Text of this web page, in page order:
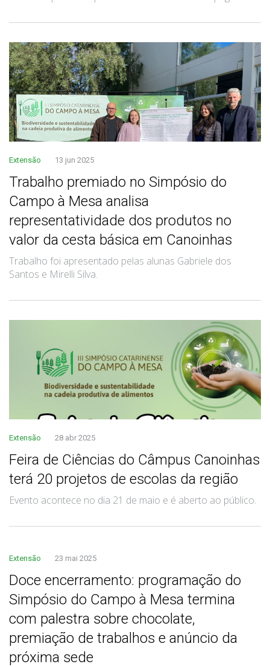
Extensão 13 jun 2025
Trabalho premiado no Simpósio do
Campo à Mesa analisa
representatividade dos produtos no
valor da cesta básica em Canoinhas
Trabalho foi apresentado pelas alunas Gabriele dos
Santos e Mirelli Silva.
Extensão 28 abr 2025
Feira de Ciências do Câmpus Canoinhas
terá 20 projetos de escolas da região
Evento acontece no dia 21 de maio e é aberto ao público.
Extensão 23 mai 2025
Doce encerramento: programação do
Simpósio do Campo à Mesa termina
com palestra sobre chocolate,
premiação de trabalhos e anúncio da
próxima sede